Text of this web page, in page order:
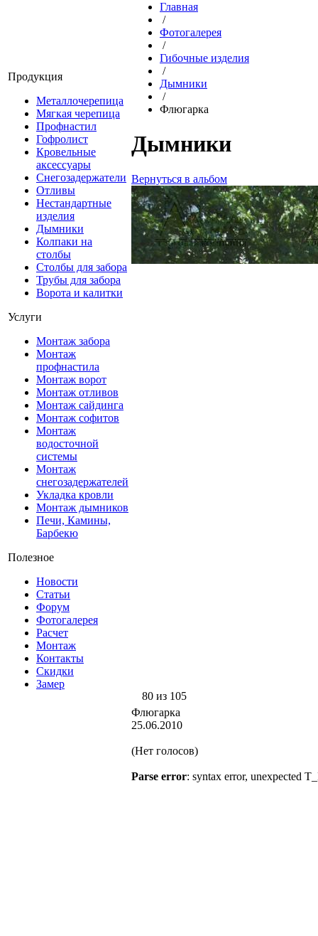
Продукция
Металлочерепица
Мягкая черепица
Профнастил
Гофролист
Кровельные
аксессуары
Снегозадержатели
Отливы
Нестандартные
изделия
Дымники
Колпаки на
столбы
Столбы для забора
Трубы для забора
Ворота и калитки
Услуги
Монтаж забора
Монтаж
профнастила
Монтаж ворот
Монтаж отливов
Монтаж сайдинга
Монтаж софитов
Монтаж
водосточной
системы
Монтаж
снегозадержателей
Укладка кровли
Монтаж дымников
Печи, Камины,
Барбекю
Полезное
Новости
Статьи
Форум
Фотогалерея
Расчет
Монтаж
Контакты
Скидки
Замер
Главная
/
Фотогалерея
/
Гибочные изделия
/
Дымники
/
Флюгарка
Дымники
Вернуться в альбом
80 из 105
Флюгарка
25.06.2010
(Нет голосов)
Parse error: syntax error, unexpected